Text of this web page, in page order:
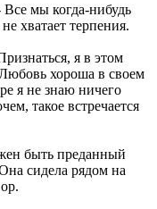
мы когда-нибудь
хватает терпения.
я в этом
хороша в своем
я не знаю ничего
такое встречается
быть преданный
сидела рядом на